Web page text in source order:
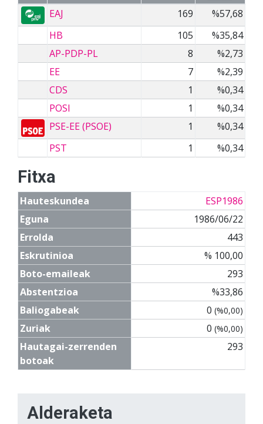
EAJ
169
%57,68
HB
105
%35,84
AP-PDP-PL
8
%2,73
EE
7
%2,39
CDS
1
%0,34
POSI
1
%0,34
PSE-EE (PSOE)
1
%0,34
PST
1 %0,34
Fitxa
Hauteskundea
ESP1986
Eguna
1986/06/22
Errolda
443
Eskrutinioa
% 100,00
Boto-emaileak
293
Abstentzioa
%33,86
Baliogabeak
0 (%0,00)
Zuriak 0 (%0,00)
Hautagai-zerrenden
botoak
293
Alderaketa